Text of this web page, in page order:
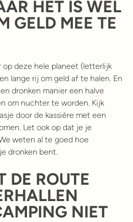
HET IS WEL
GELD MEE TE
op deze hele planeet (letterlijk
lange rij om geld af te halen. En
dronken manier een halve
om nuchter te worden. Kijk
door de kassière met een
Let ook op dat je je
weten al te goed hoe
dronken bent.
DE ROUTE
NIET